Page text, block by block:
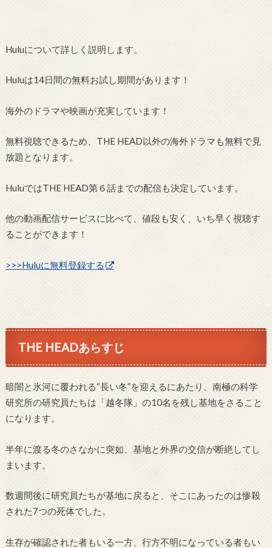
Huluについて詳しく説明します。
Huluは14日間の無料お試し期間があります！
海外のドラマや映画が充実しています！
無料視聴できるため、THE HEAD以外の海外ドラマも無料で見
放題となります。
HuluではTHE HEAD第６話までの配信も決定しています。
他の動画配信サービスに比べて、値段も安く、いち早く視聴す
ることができます！
>>>Huluに無料登録する
THE HEADあらすじ
暗闇と氷河に覆われる“長い冬”を迎えるにあたり、南極の科学
研究所の研究員たちは「越冬隊」の10名を残し基地をさること
になります。
半年に渡る冬のさなかに突如、基地と外界の交信が断絶してし
まいます。
数週間後に研究員たちが基地に戻ると、そこにあったのは惨殺
された7つの死体でした。
生存が確認された者もいる一方、行方不明になっている者もい